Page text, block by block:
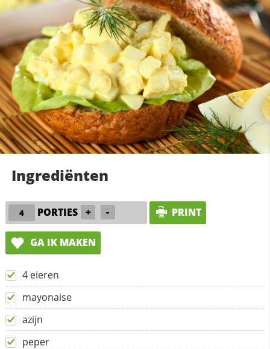
Ingrediënten
PORTIES + - PRINT
GA IK MAKEN
4 eieren
mayonaise
azijn
peper